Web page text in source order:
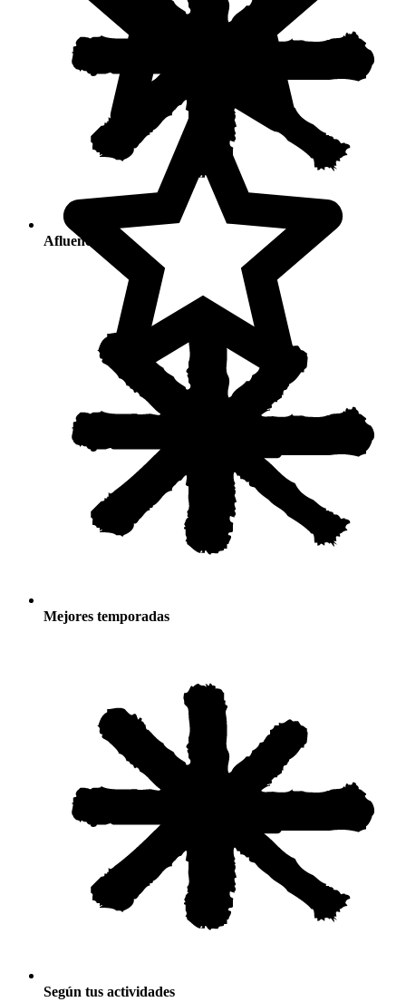
Afluencia
Mejores temporadas
Según tus actividades